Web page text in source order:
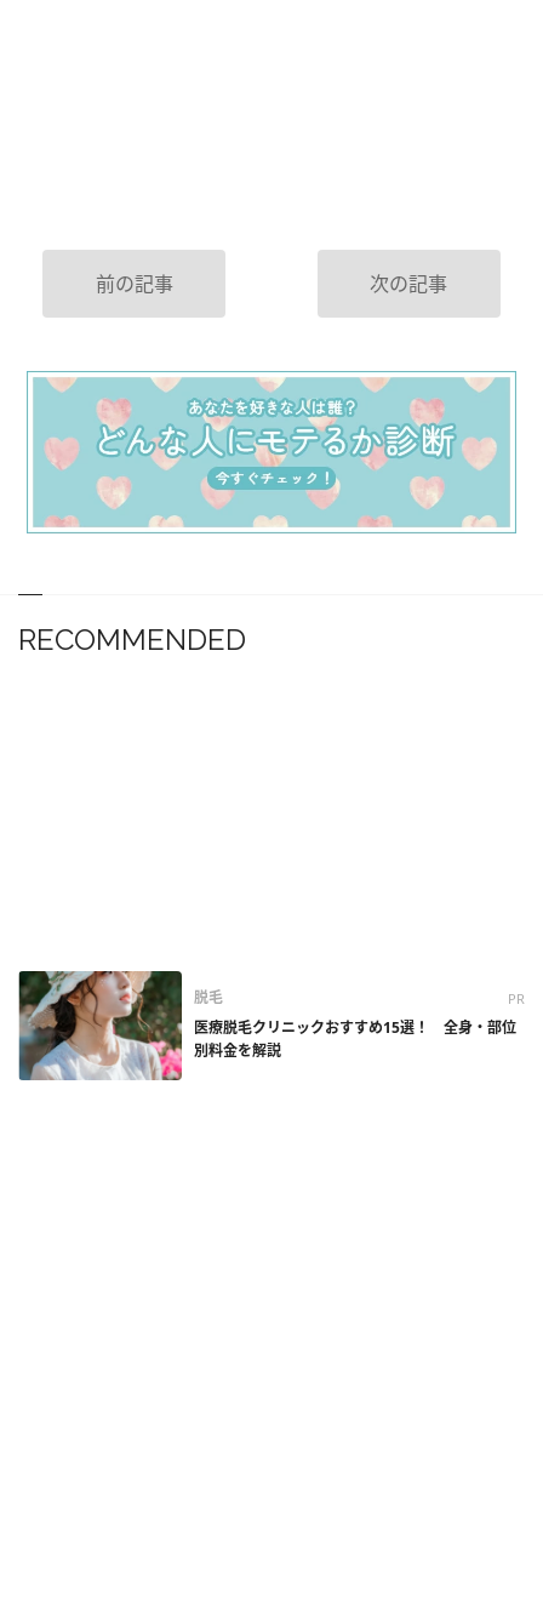
前の記事 次の記事
RECOMMENDED
脱毛 PR
医療脱毛クリニックおすすめ15選！ 全身・部位
別料金を解説